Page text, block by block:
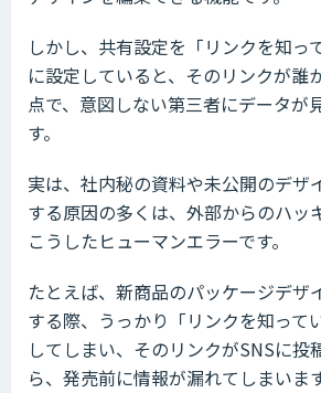
しかし、共有設定を「リンクを知っ
に設定していると、そのリンクが誰
点で、意図しない第三者にデータが
す。
実は、社内秘の資料や未公開のデザ
する原因の多くは、外部からのハッ
こうしたヒューマンエラーです。
たとえば、新商品のパッケージデザ
する際、うっかり「リンクを知って
してしまい、そのリンクがSNSに投
ら、発売前に情報が漏れてしまいます